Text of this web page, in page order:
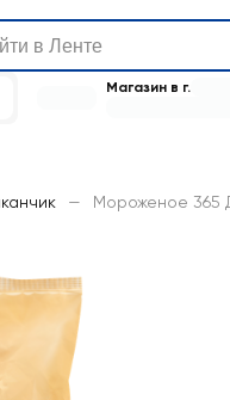
Магазин в г.
— Мороженое 365